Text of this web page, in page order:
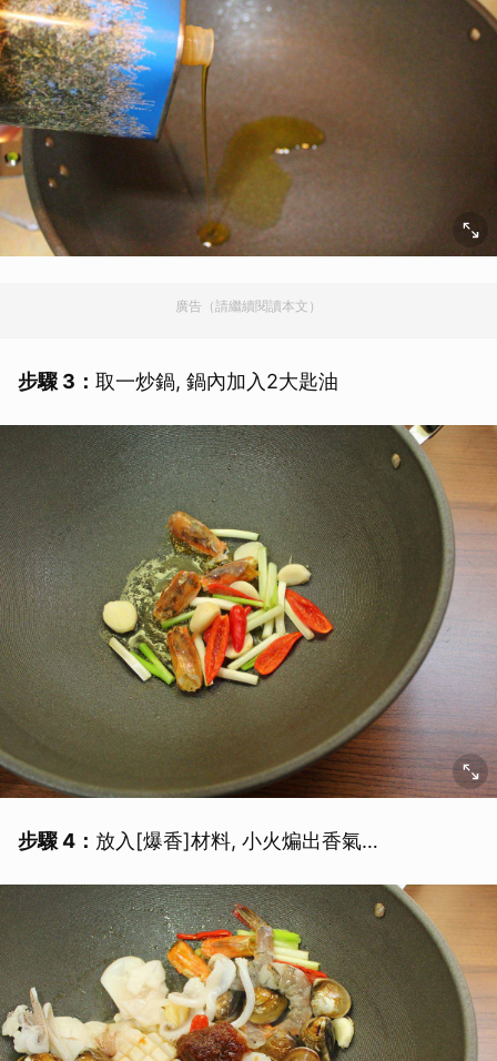
廣告（請繼續閱讀本文）
步驟 3： 取一炒鍋, 鍋內加入2大匙油
步驟 4： 放入[爆香]材料, 小火煸出香氣…